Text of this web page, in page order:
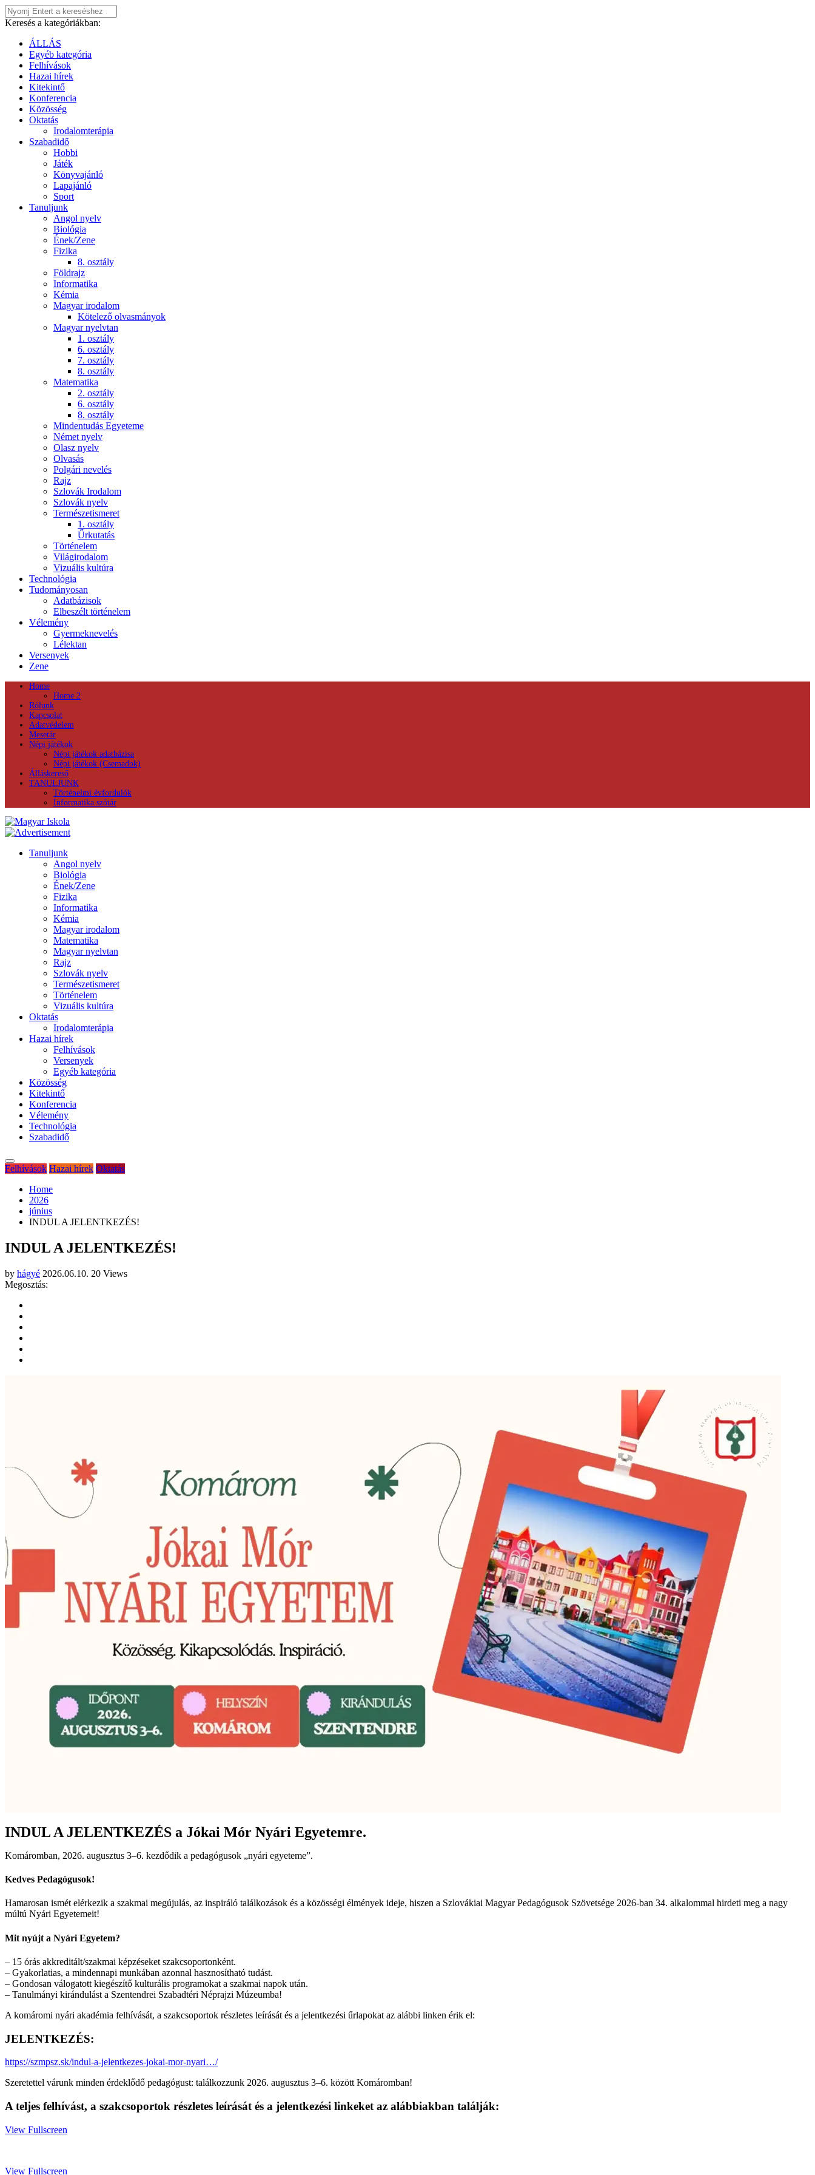
Keresés a kategóriákban:
ÁLLÁS
Egyéb kategória
Felhívások
Hazai hírek
Kitekintő
Konferencia
Közösség
Oktatás
Irodalomterápia
Szabadidő
Hobbi
Játék
Könyvajánló
Lapajánló
Sport
Tanuljunk
Angol nyelv
Biológia
Ének/Zene
Fizika
8. osztály
Földrajz
Informatika
Kémia
Magyar irodalom
Kötelező olvasmányok
Magyar nyelvtan
1. osztály
6. osztály
7. osztály
8. osztály
Matematika
2. osztály
6. osztály
8. osztály
Mindentudás Egyeteme
Német nyelv
Olasz nyelv
Olvasás
Polgári nevelés
Rajz
Szlovák Irodalom
Szlovák nyelv
Természetismeret
1. osztály
Űrkutatás
Történelem
Világirodalom
Vizuális kultúra
Technológia
Tudományosan
Adatbázisok
Elbeszélt történelem
Vélemény
Gyermeknevelés
Lélektan
Versenyek
Zene
Home
Home 2
Rólunk
Kapcsolat
Adatvédelem
Mesetár
Népi játékok
Népi játékok adatbázisa
Népi játékok (Csemadok)
Álláskereső
TANULJUNK
Történelmi évfordulók
Informatika szótár
Tanuljunk
Angol nyelv
Biológia
Ének/Zene
Fizika
Informatika
Kémia
Magyar irodalom
Matematika
Magyar nyelvtan
Rajz
Szlovák nyelv
Természetismeret
Történelem
Vizuális kultúra
Oktatás
Irodalomterápia
Hazai hírek
Felhívások
Versenyek
Egyéb kategória
Közösség
Kitekintő
Konferencia
Vélemény
Technológia
Szabadidő
Felhívások Hazai hírek Oktatás
Home
2026
június
INDUL A JELENTKEZÉS!
INDUL A JELENTKEZÉS!
by hágyé 2026.06.10. 20 Views
Megosztás:
INDUL A JELENTKEZÉS a Jókai Mór Nyári Egyetemre.
Komáromban, 2026. augusztus 3–6. kezdődik a pedagógusok „nyári egyeteme”.
Kedves Pedagógusok!
Hamarosan ismét elérkezik a szakmai megújulás, az inspiráló találkozások és a közösségi élmények ideje, hiszen a Szlovákiai Magyar Pedagógusok Szövetsége 2026-ban 34. alkalommal hirdeti meg a nagy
múltú Nyári Egyetemeit!
Mit nyújt a Nyári Egyetem?
– 15 órás akkreditált/szakmai képzéseket szakcsoportonként.
– Gyakorlatias, a mindennapi munkában azonnal hasznosítható tudást.
– Gondosan válogatott kiegészítő kulturális programokat a szakmai napok után.
– Tanulmányi kirándulást a Szentendrei Szabadtéri Néprajzi Múzeumba!
A komáromi nyári akadémia felhívását, a szakcsoportok részletes leírását és a jelentkezési űrlapokat az alábbi linken érik el:
JELENTKEZÉS:
https://szmpsz.sk/indul-a-jelentkezes-jokai-mor-nyari…/
Szeretettel várunk minden érdeklődő pedagógust: találkozzunk 2026. augusztus 3–6. között Komáromban!
A teljes felhívást, a szakcsoportok részletes leírását és a jelentkezési linkeket az alábbiakban találják:
View Fullscreen
PDF
View Fullscreen